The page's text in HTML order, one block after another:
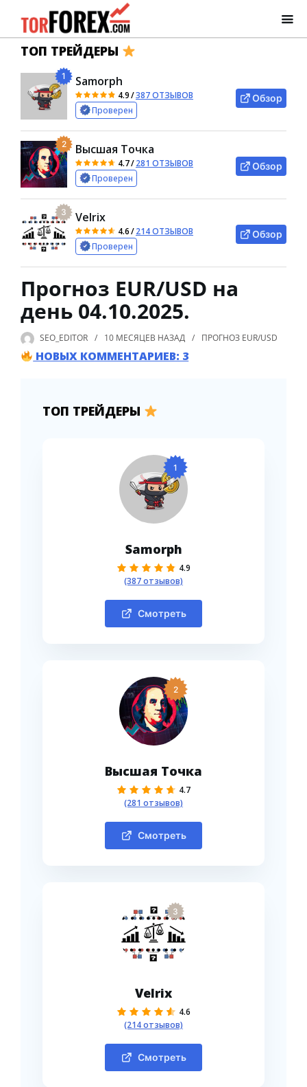
ТОП ТРЕЙДЕРЫ
1 Samorph
4.9/387 ОТЗЫВОВ
Проверен
Обзор
2 Высшая Точка
4.7/281 ОТЗЫВОВ
Проверен
Обзор
3 Velrix
4.6/214 ОТЗЫВОВ
Проверен
Обзор
Прогноз EUR/USD на
день 04.10.2025.
SEO_EDITOR 10 МЕСЯЦЕВ НАЗАД ПРОГНОЗ EUR/USD
НОВЫХ КОММЕНТАРИЕВ: 3
ТОП ТРЕЙДЕРЫ
1
Samorph
4.9
(387 отзывов)
Смотреть
2
Высшая Точка
4.7
(281 отзывов)
Смотреть
3
Velrix
4.6
(214 отзывов)
Смотреть